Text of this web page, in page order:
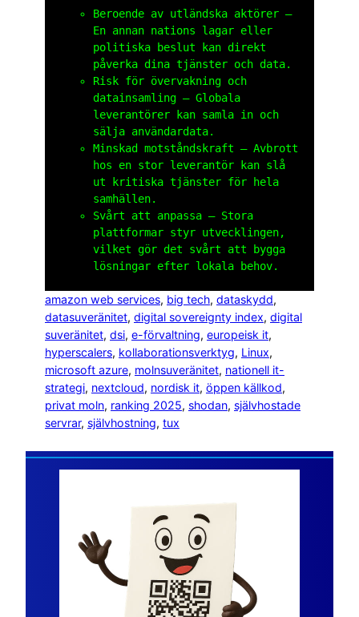
Beroende av utländska aktörer –
En annan nations lagar eller
politiska beslut kan direkt
påverka dina tjänster och data.
Risk för övervakning och
datainsamling – Globala
leverantörer kan samla in och
sälja användardata.
Minskad motståndskraft – Avbrott
hos en stor leverantör kan slå
ut kritiska tjänster för hela
samhällen.
Svårt att anpassa – Stora
plattformar styr utvecklingen,
vilket gör det svårt att bygga
lösningar efter lokala behov.
amazon web services, big tech, dataskydd
datasuveränitet, digital sovereignty index, digital
suveränitet, dsi, e-förvaltning, europeisk it
hyperscalers, kollaborationsverktyg, Linux
microsoft azure, molnsuveränitet, nationell it-
strategi, nextcloud, nordisk it, öppen källkod
privat moln, ranking 2025, shodan, självhostade
servrar, självhostning, tux